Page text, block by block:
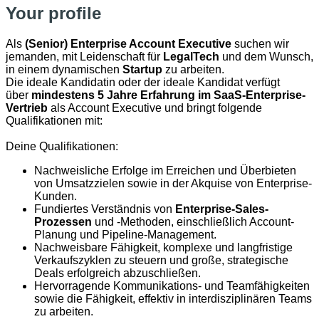
Your profile
Als (Senior) Enterprise Account Executive suchen wir
jemanden, mit Leidenschaft für LegalTech und dem Wunsch,
in einem dynamischen Startup zu arbeiten.
Die ideale Kandidatin oder der ideale Kandidat verfügt
über mindestens 5 Jahre Erfahrung im SaaS-Enterprise-
Vertrieb als Account Executive und bringt folgende
Qualifikationen mit:
Deine Qualifikationen:
Nachweisliche Erfolge im Erreichen und Überbieten
von Umsatzzielen sowie in der Akquise von Enterprise-
Kunden.
Fundiertes Verständnis von Enterprise-Sales-
Prozessen und -Methoden, einschließlich Account-
Planung und Pipeline-Management.
Nachweisbare Fähigkeit, komplexe und langfristige
Verkaufszyklen zu steuern und große, strategische
Deals erfolgreich abzuschließen.
Hervorragende Kommunikations- und Teamfähigkeiten
sowie die Fähigkeit, effektiv in interdisziplinären Teams
zu arbeiten.